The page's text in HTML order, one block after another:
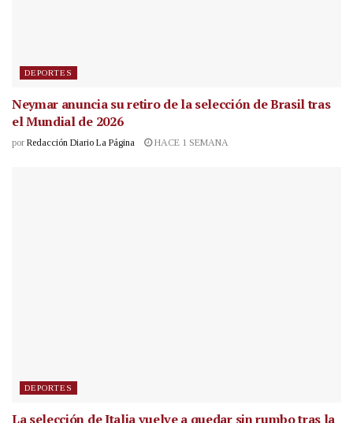
DEPORTES
Neymar anuncia su retiro de la selección de Brasil tras
el Mundial de 2026
por Redacción Diario La Página HACE 1 SEMANA
DEPORTES
La selección de Italia vuelve a quedar sin rumbo tras la